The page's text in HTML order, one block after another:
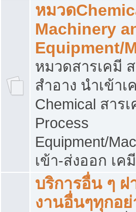
หมวด
Machinery
Equipment/
หมวดสารเคมี
สำอาง นำเข้
Chemical สาร
Process
Equipment/
เข้า-ส่งออก เ
บริการอื่น ๆ
งานอื่นๆทุกอ